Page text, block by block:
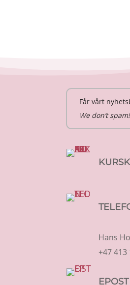
Får vårt
We don’t
Hans
+47 413
EPOST